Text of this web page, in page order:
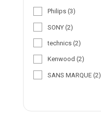
Philips (3)
SONY (2)
technics (2)
Kenwood (2)
SANS MARQUE (2)